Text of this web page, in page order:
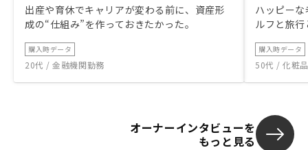
出産や育休でキャリアが変わる前に、資産形
成の“仕組み”を作っておきたかった。
購入時データ
20代 / 金融機関勤務
ハッピー
ルフと旅
購入時データ
50代 / 化粧
オーナーインタビューを
もっと見る